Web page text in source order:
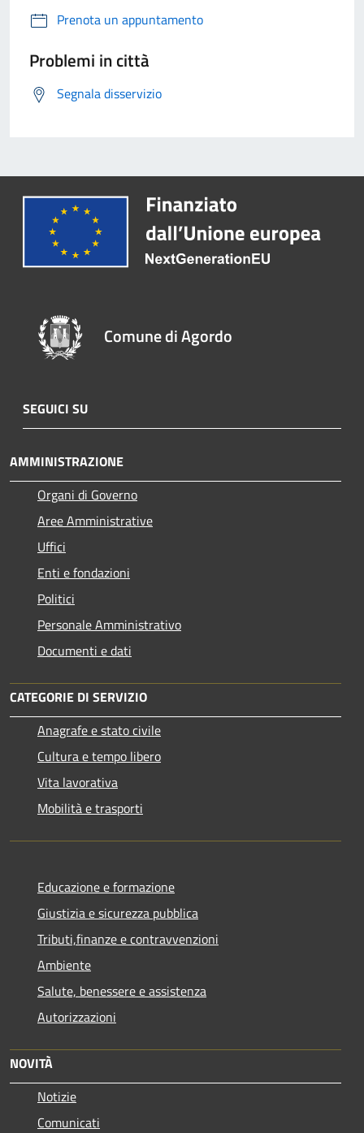
Prenota un appuntamento
Problemi in città
Segnala disservizio
Comune di Agordo
SEGUICI SU
AMMINISTRAZIONE
Organi di Governo
Aree Amministrative
Uffici
Enti e fondazioni
Politici
Personale Amministrativo
Documenti e dati
CATEGORIE DI SERVIZIO
Anagrafe e stato civile
Cultura e tempo libero
Vita lavorativa
Mobilità e trasporti
Educazione e formazione
Giustizia e sicurezza pubblica
Tributi,finanze e contravvenzioni
Ambiente
Salute, benessere e assistenza
Autorizzazioni
NOVITÀ
Notizie
Comunicati